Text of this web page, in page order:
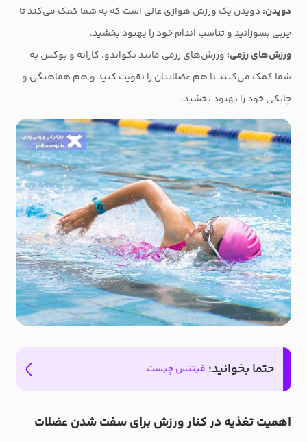
دویدن:دویدن یک ورزش هوازی عالی است که به شما کمک می‌کند تا
چربی بسوزانید و تناسب اندام خود را بهبود بخشید.
ورزش‌های رزمی: ورزش‌های رزمی مانند تکواندو، کاراته و بوکس به
شما کمک می‌کنند تا هم عضلاتتان را تقویت کنید و هم هماهنگی و
چابکی خود را بهبود بخشید.
حتما بخوانید: فیتنس چیست
اهمیت تغذیه در کنار ورزش برای سفت شدن عضلات